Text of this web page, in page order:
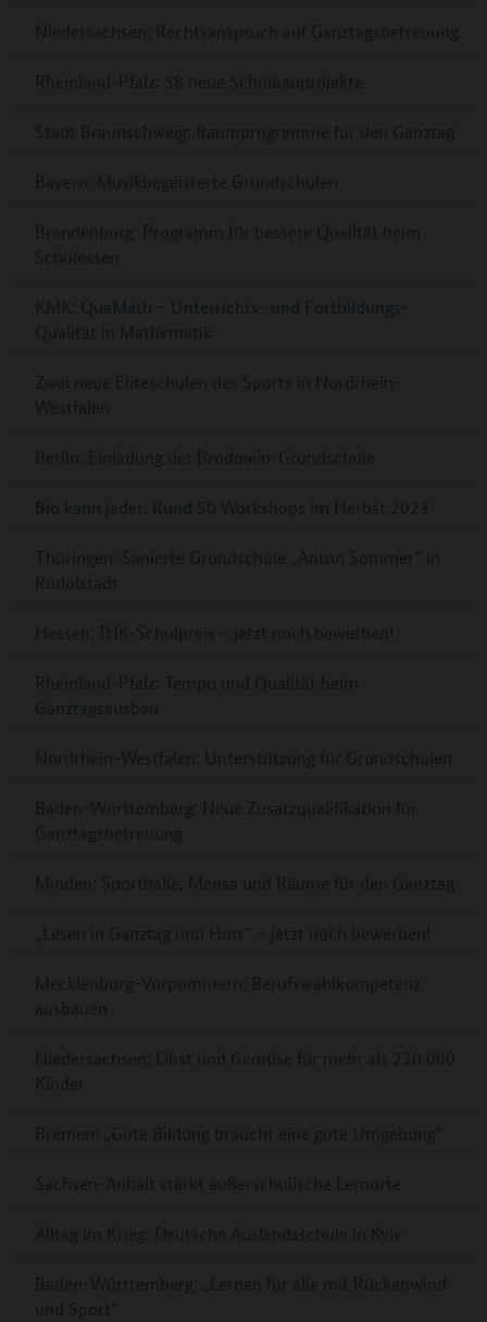
Niedersachsen: Rechtsanspruch auf Ganztagsbetreuung
Rheinland-Pfalz: 58 neue Schulbauprojekte
Stadt Braunschweig: Raumprogramme für den Ganztag
Bayern: Musikbegeisterte Grundschulen
Brandenburg: Programm für bessere Qualität beim
Schulessen
KMK: QuaMath – Unterrichts- und Fortbildungs-
Qualität in Mathematik
Zwei neue Eliteschulen des Sports in Nordrhein-
Westfalen
Berlin: Einladung der Brodowin-Grundschule
Bio kann jeder: Rund 50 Workshops im Herbst 2023
Thüringen: Sanierte Grundschule „Anton Sommer“ in
Rudolstadt
Hessen: IHK-Schulpreis – jetzt noch bewerben!
Rheinland-Pfalz: Tempo und Qualität beim
Ganztagsausbau
Nordrhein-Westfalen: Unterstützung für Grundschulen
Baden-Württemberg: Neue Zusatzqualifikation für
Ganztagsbetreuung
Minden: Sporthalle, Mensa und Räume für den Ganztag
„Lesen in Ganztag und Hort“ – jetzt noch bewerben!
Mecklenburg-Vorpommern: Berufswahlkompetenz
ausbauen
Niedersachsen: Obst und Gemüse für mehr als 220.000
Kinder
Bremen: „Gute Bildung braucht eine gute Umgebung“
Sachsen-Anhalt stärkt außerschulische Lernorte
Alltag im Krieg: Deutsche Auslandsschule in Kyiv
Baden-Württemberg: „Lernen für alle mit Rückenwind
und Sport“